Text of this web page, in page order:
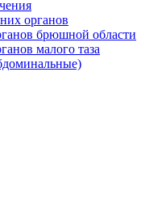
органов
брюшной области
малого таза